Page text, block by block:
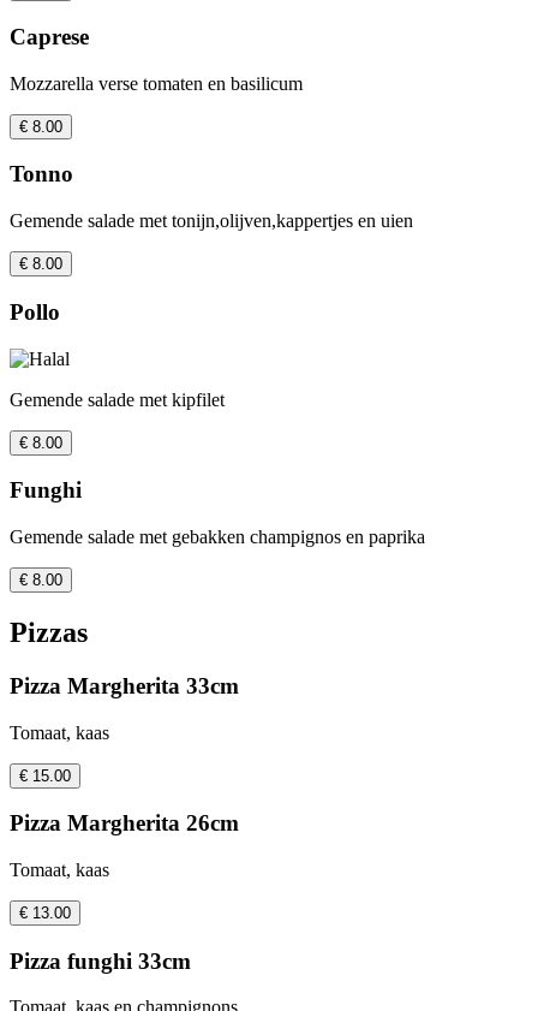
Caprese
Mozzarella verse tomaten en basilicum
€ 8.00
Tonno
Gemende salade met tonijn,olijven,kappertjes en uien
€ 8.00
Pollo
Gemende salade met kipfilet
€ 8.00
Funghi
Gemende salade met gebakken champignos en paprika
€ 8.00
Pizzas
Pizza Margherita 33cm
Tomaat, kaas
€ 15.00
Pizza Margherita 26cm
Tomaat, kaas
€ 13.00
Pizza funghi 33cm